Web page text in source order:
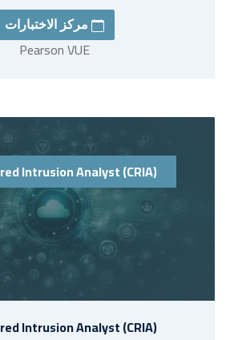
مركز الاختبارات
Pearson VUE
Intrusion Analyst (CRIA)
Intrusion Analyst (CRIA)